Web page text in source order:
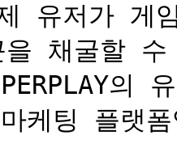
제 유저가
채굴할
의
케팅 플랫